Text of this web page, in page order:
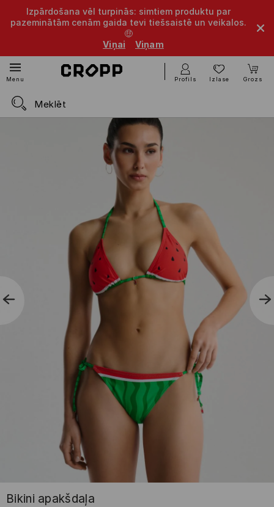
Izpārdošana vēl turpinās: simtiem produktu par
pazeminātām cenām gaida tevi tiešsaistē un veikalos.
🤑
Viņai
Viņam
Menu Profils Izlase Grozs
Bikini apakšdaļa